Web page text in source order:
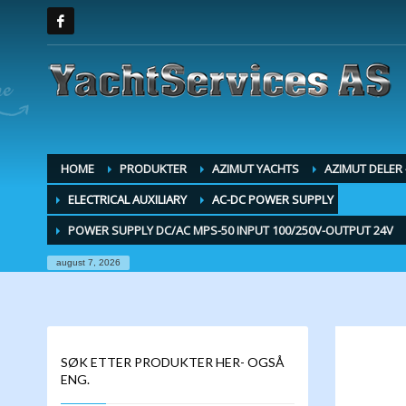
HOME PRODUKTER AZIMUT YACHTS
AZIMUT
ELECTRICAL AUXILIARY
AC-DC POWER SUPPLY
POWER SUPPLY DC/AC MPS-50 INPUT 100/250V-OUTPUT 24V
august 7, 2026
SØK ETTER PRODUKTER HER- OGSÅ
ENG.